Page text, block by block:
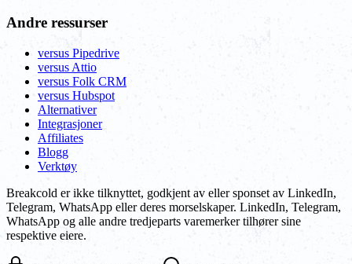
Andre ressurser
versus Pipedrive
versus Attio
versus Folk CRM
versus Hubspot
Alternativer
Integrasjoner
Affiliates
Blogg
Verktøy
Breakcold er ikke tilknyttet, godkjent av eller sponset av LinkedIn,
Telegram, WhatsApp eller deres morselskaper. LinkedIn, Telegram,
WhatsApp og alle andre tredjeparts varemerker tilhører sine
respektive eiere.